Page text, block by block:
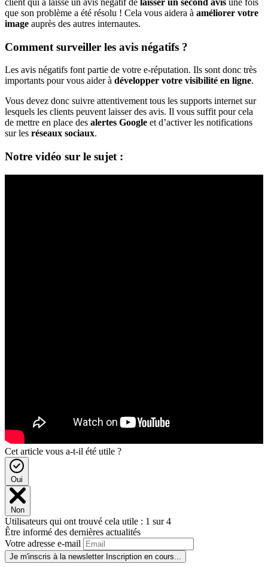
client qui a laissé un avis négatif de laisser un second avis une fois
que son problème a été résolu ! Cela vous aidera à améliorer votre
image auprès des autres internautes.
Comment surveiller les avis négatifs ?
Les avis négatifs font partie de votre e-réputation. Ils sont donc très
importants pour vous aider à développer votre visibilité en ligne.
Vous devez donc suivre attentivement tous les supports internet sur
lesquels les clients peuvent laisser des avis. Il vous suffit pour cela
de mettre en place des alertes Google et d’activer les notifications
sur les réseaux sociaux.
Notre vidéo sur le sujet :
Cet article vous a-t-il été utile ?
Oui
Non
Utilisateurs qui ont trouvé cela utile : 1 sur 4
Être informé des dernières actualités
Votre adresse e-mail
Je m'inscris à la newsletter Inscription en cours...